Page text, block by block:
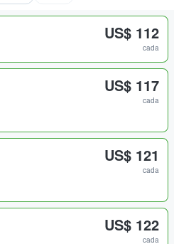
US$ 112
cada
US$ 117
cada
US$ 121
cada
US$ 122
cada